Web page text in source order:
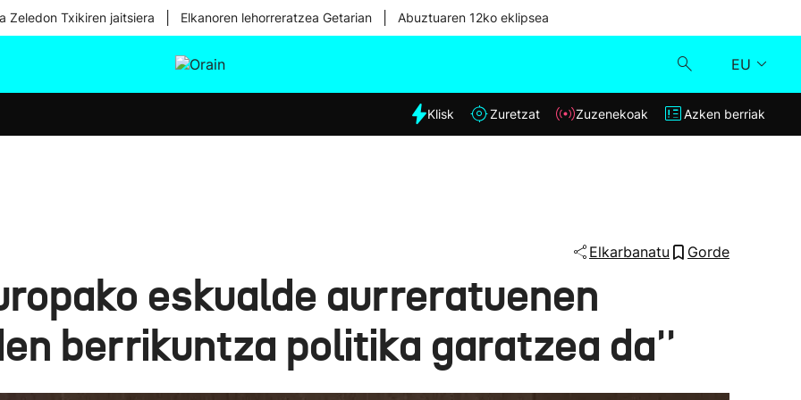
Zeledon Txikiren jaitsiera Elkanoren lehorreratzea Getarian Abuztuaren 12ko eklipsea
EU
Eguraldia
Klisk
Klisk Zuretzat Zuzenekoak Azken berriak
Elkarbanatu Gorde
eskualde aurreratuenen
berrikuntza politika garatzea da''